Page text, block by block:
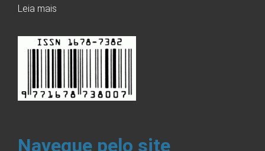
Leia mais
Navegue pelo site